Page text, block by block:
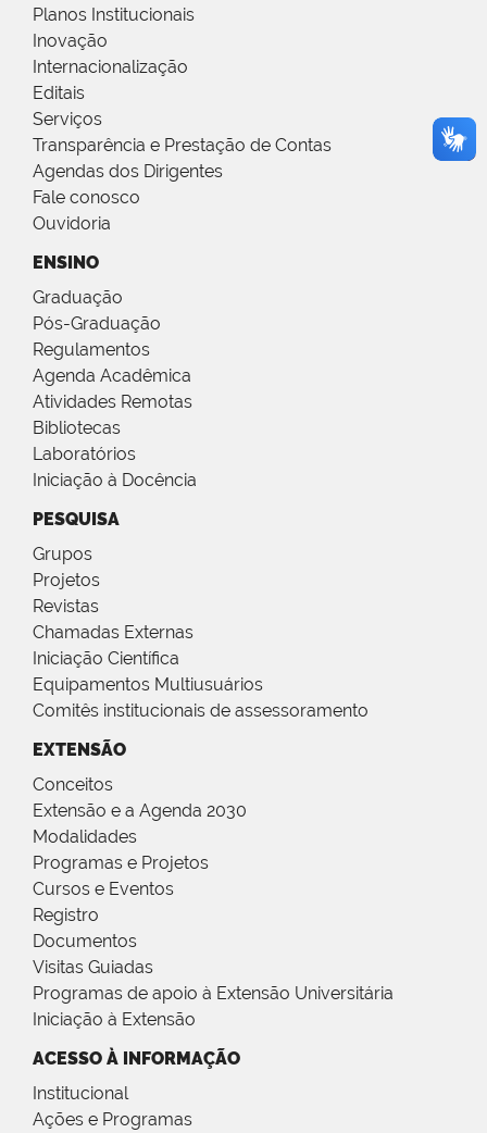
Planos Institucionais
Inovação
Internacionalização
Editais
Serviços
Transparência e Prestação de Contas
Agendas dos Dirigentes
Fale conosco
Ouvidoria
ENSINO
Graduação
Pós-Graduação
Regulamentos
Agenda Acadêmica
Atividades Remotas
Bibliotecas
Laboratórios
Iniciação à Docência
PESQUISA
Grupos
Projetos
Revistas
Chamadas Externas
Iniciação Científica
Equipamentos Multiusuários
Comitês institucionais de assessoramento
EXTENSÃO
Conceitos
Extensão e a Agenda 2030
Modalidades
Programas e Projetos
Cursos e Eventos
Registro
Documentos
Visitas Guiadas
Programas de apoio à Extensão Universitária
Iniciação à Extensão
ACESSO À INFORMAÇÃO
Institucional
Ações e Programas